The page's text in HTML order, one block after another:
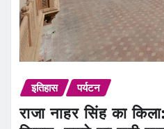
इतिहास पर्यटन
राजा नाहर सिंह का